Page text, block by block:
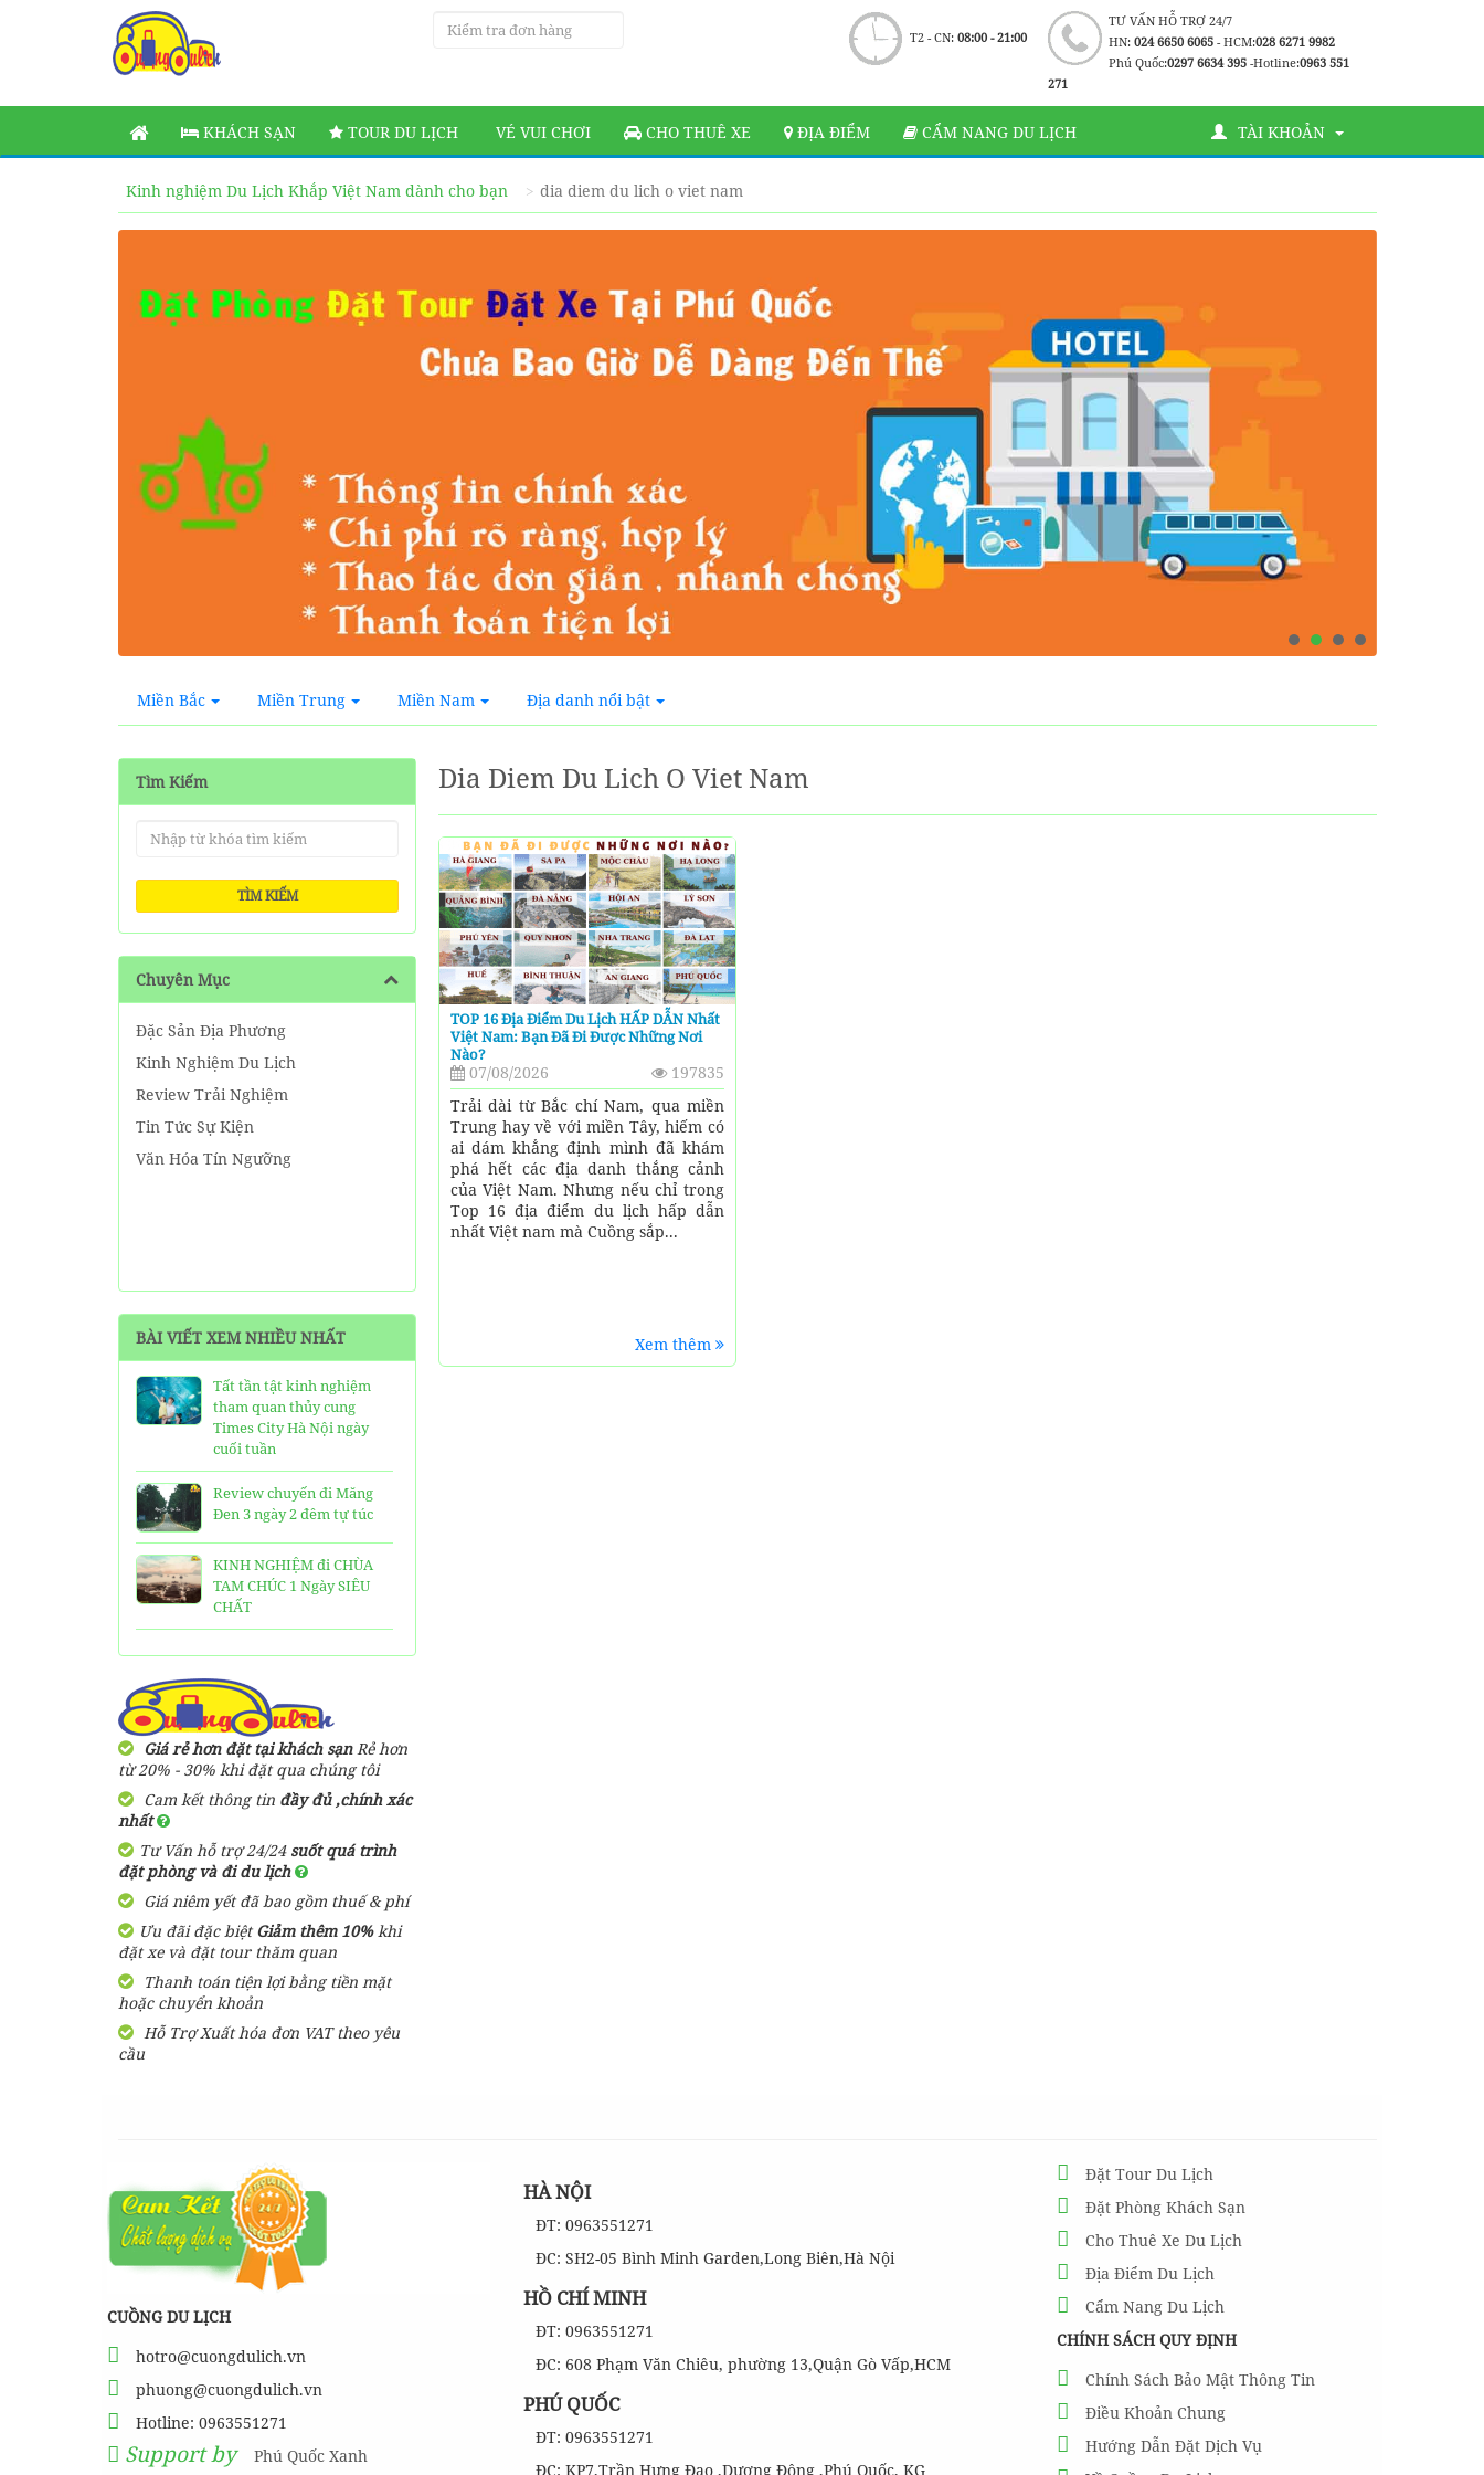
TƯ VẤN HỖ TRỢ 24/7
HN: 024 6650 6065- HCM:028 6271 9982
Phú Quốc:0297 6634 395 -Hotline:0963 551
271
T2 - CN: 08:00 - 21:00
KHÁCH SẠN TOUR DU LỊCH VÉ VUI CHƠI CHO THUÊ XE ĐỊA ĐIỂM CẨM NANG DU LỊCH TÀI KHOẢN
Kinh nghiệm Du Lịch Khắp Việt Nam dành cho bạn dia diem du lich o viet nam
Miền Bắc Miền Trung Miền Nam Địa danh nổi bật
Tìm Kiếm
TÌM KIẾM
Chuyên Mục
Đặc Sản Địa Phương
Kinh Nghiệm Du Lịch
Review Trải Nghiệm
Tin Tức Sự Kiện
Văn Hóa Tín Ngưỡng
BÀI VIẾT XEM NHIỀU NHẤT
Tất tần tật kinh nghiệm
tham quan thủy cung
Times City Hà Nội ngày
cuối tuần
Review chuyến đi Măng
Đen 3 ngày 2 đêm tự túc
KINH NGHIỆM đi CHÙA
TAM CHÚC 1 Ngày SIÊU
CHẤT
25 Ngôi Chùa ở Sài Gòn
TOP 16 địa điểm du lịch
HẤP DẪN nhất việt nam:
Bạn đã đi được những nơi
cáp treo Núi Bà Đen Tây
Ninh
HƯỚNG DẪN đi du lịch
TAM ĐẢO chi tiết kèm
thông tin liên hệ
SHARE Cẩm nang du lịch
Măng Đen tự túc từ A-Z
Vịnh Hạ Long trên cạn ở
Tây Nguyên
Giá rẻ hơn đặt tại khách sạnRẻ hơn
từ 20% - 30% khi đặt qua chúng tôi
Cam kết thông tin đầy đủ ,chính xác
nhất
Tư Vấn hỗ trợ 24/24 suốt quá trình
đặt phòng và đi du lịch
Giá niêm yết đã bao gồm thuế & phí
Ưu đãi đặc biệtGiảm thêm 10%khi
đặt xe và đặt tour thăm quan
Thanh toán tiện lợi bằng tiền mặt
hoặc chuyển khoản
Hỗ Trợ Xuất hóa đơn VAT theo yêu
cầu
Dia Diem Du Lich O Viet Nam
TOP 16 Địa Điểm Du Lịch HẤP DẪN Nhất
Việt Nam: Bạn Đã Đi Được Những Nơi
Nào?
07/08/2026
197835
Trải dài từ Bắc chí Nam, qua miền
Trung hay về với miền Tây, hiếm có
ai dám khẳng định mình đã khám
phá hết các địa danh thắng cảnh
của Việt Nam. Nhưng nếu chỉ trong
Top 16 địa điểm du lịch hấp dẫn
nhất Việt nam mà Cuồng sắp...
Xem thêm
CUỒNG DU LỊCH
hotro@cuongdulich.vn
phuong@cuongdulich.vn
Hotline: 0963551271
Support by Phú Quốc Xanh
HÀ NỘI
ĐT: 0963551271
ĐC: SH2-05 Bình Minh Garden,Long Biên,Hà Nội
HỒ CHÍ MINH
ĐT: 0963551271
ĐC: 608 Phạm Văn Chiêu, phường 13,Quận Gò Vấp,HCM
PHÚ QUỐC
ĐT: 0963551271
ĐC: KP7,Trần Hưng Đạo ,Dương Đông ,Phú Quốc, KG
Đặt Tour Du Lịch
Đặt Phòng Khách Sạn
Cho Thuê Xe Du Lịch
Địa Điểm Du Lịch
Cẩm Nang Du Lịch
CHÍNH SÁCH QUY ĐỊNH
Chính Sách Bảo Mật Thông Tin
Điều Khoản Chung
Hướng Dẫn Đặt Dịch Vụ